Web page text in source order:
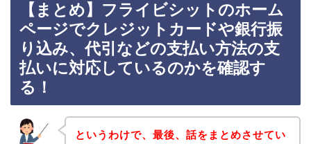
【まとめ】フライビシットのホーム
ページでクレジットカードや銀行振
り込み、代引などの支払い方法の支
払いに対応しているのかを確認す
る！
というわけで、最後、話をまとめさせてい